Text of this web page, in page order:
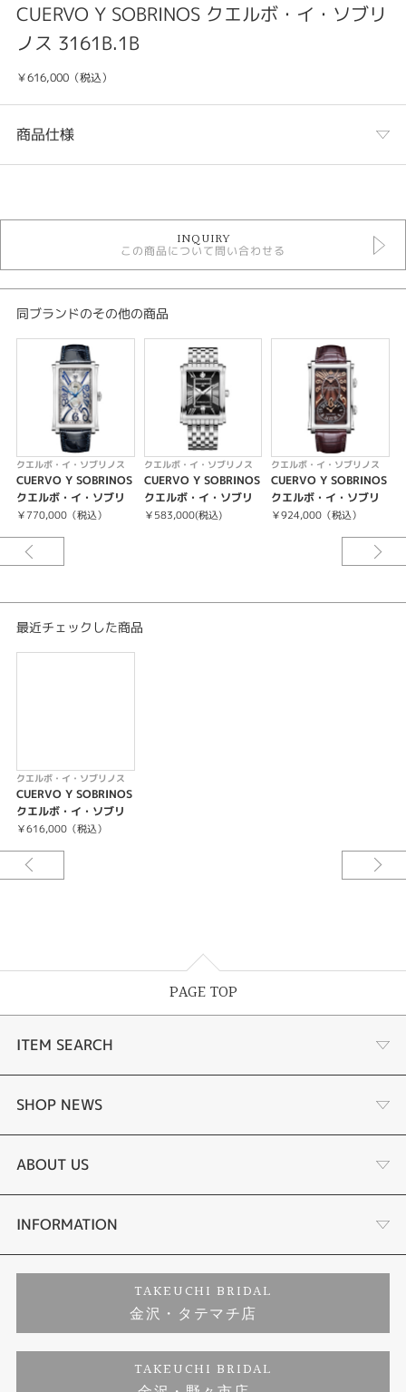
CUERVO Y SOBRINOS クエルボ・イ・ソブリ
ノス 3161B.1B
￥616,000（税込）
商品仕様
時計
10気圧防水
メンズウォッチ
金属ベルト
メンズ 腕時計
クエルボ・イ・ソブリノス
クエルボ・イ・ソブリノス ＞ ロブスト1935
腕時計
クエルボ・イ・ソブリノス
紹介文
ケース径 40mm 厚さ 11.85 mm
ステンレススティール
反射防止ダブルカーブサファイアクリスタル
INQUIRY
この商品について問い合わせる
同ブランドのその他の商品
クエルボ・イ・ソブリノス
CUERVO Y SOBRINOS
クエルボ・イ・ソブリ
ノス 1012.1AM
￥770,000（税込）
クエルボ・イ・ソブリノス
CUERVO Y SOBRINOS
クエルボ・イ・ソブリ
ノス 1015B.1RN
￥583,000(税込)
クエルボ・イ・ソブリノス
CUERVO Y SOBRINOS
クエルボ・イ・ソブリ
ノス 1112-1TM-M
￥924,000（税込）
最近チェックした商品
クエルボ・イ・ソブリノス
CUERVO Y SOBRINOS
クエルボ・イ・ソブリ
ノス 3161B.1B
￥616,000（税込）
PAGE TOP
ITEM SEARCH
婚約指輪
結婚指輪
セットリング
婚約ネックレス
ダイヤモンド
SHOP NEWS
選ばれる理由まとめ
お客様の声
プロポーズサポート
ブランドリスト
ABOUT US
会社概要
お客様の声
INFORMATION
TAKEUCHI BRIDAL
金沢・タテマチ店
TAKEUCHI BRIDAL